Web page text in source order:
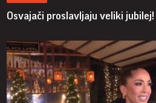
Osvajači proslavljaju veliki jubilej!